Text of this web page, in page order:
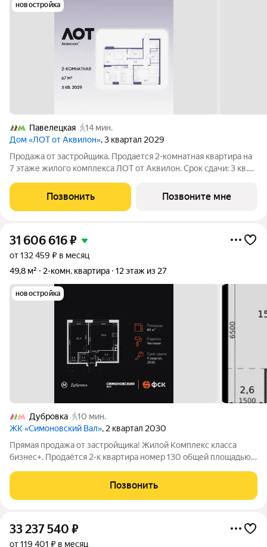
новостройка
Павелецкая
14 мин.
Дом «ЛОТ от Аквилон», 3 квартал 2029
Продажа от застройщика. Продается 2-комнатная квартира на
7 этаже жилого комплекса ЛОТ от Аквилон. Срок сдачи: 3 кв.
концепции Responsive Environment. Его пространство не
статично, оно
Позвонить Позвоните мне
31 606 616₽
от 132 459 ₽ в месяц
49,8 м²
2-комн. квартира 12 этаж из 27
новостройка
Дубровка
10 мин.
ЖК «Симоновский Вал», 2 квартал 2030
Прямая продажа от застройщика! Жилой Комплекс класса
бизнес+. Продаётся 2-к квартира номер 130 общей площадью
- Мастер-зона с гардеробной. Просторное место для отдыха и
удобного хранения
Позвонить
33 237 540 ₽
от 119 401 ₽ в месяц